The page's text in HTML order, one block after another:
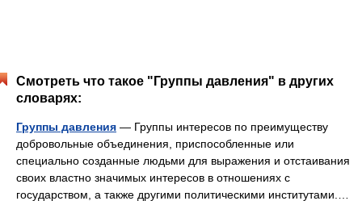
Смотреть что такое "Группы давления" в других
словарях:
Группы давления — Группы интересов по преимуществу
добровольные объединения, приспособленные или
специально созданные людьми для выражения и отстаивания
своих властно значимых интересов в отношениях с
государством, а также другими политическими институтами.…